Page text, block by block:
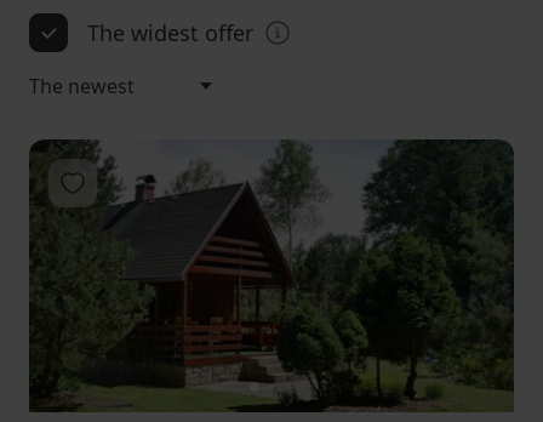
The widest offer
12 3
Add to favorites